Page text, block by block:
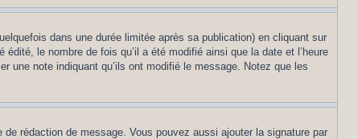
dans une durée limitée après sa publication) en cliquant sur
le nombre de fois qu’il a été modifié ainsi que la date et l’heure
une note indiquant qu’ils ont modifié le message. Notez que les
de rédaction de message. Vous pouvez aussi ajouter la signature par